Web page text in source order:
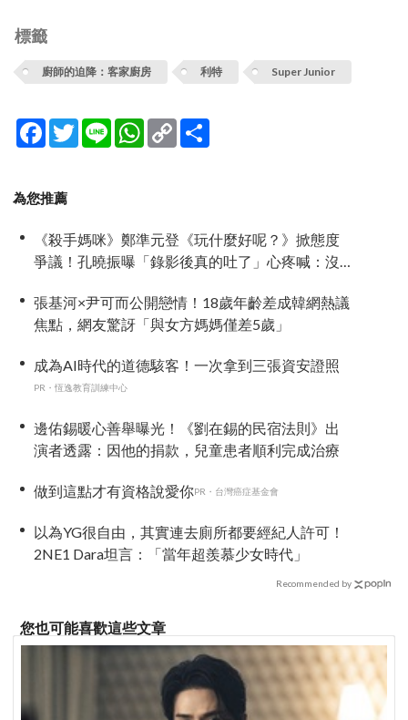
標籤
廚師的迫降：客家廚房 利特 Super Junior
Facebook
TwitterLine WhatsApp
Copy
Link
為您推薦
《殺手媽咪》鄭準元登《玩什麼好呢？》掀態度
爭議！孔曉振曝「錄影後真的吐了」心疼喊：沒
張基河×尹可而公開戀情！18歲年齡差成韓網熱議
焦點，網友驚訝「與女方媽媽僅差5歲」
成為AI時代的道德駭客！一次拿到三張資安證照
PR・恆逸教育訓練中心
邊佑錫暖心善舉曝光！《劉在錫的民宿法則》出
演者透露：因他的捐款，兒童患者順利完成治療
做到這點才有資格說愛你PR・台灣癌症基金會
以為YG很自由，其實連去廁所都要經紀人許可！
2NE1 Dara坦言：「當年超羨慕少女時代」
Recommended by
您也可能喜歡這些文章